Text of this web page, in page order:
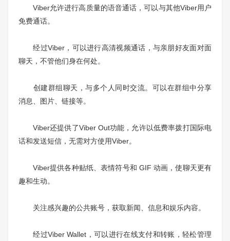
Viber允许进行高质量的语音通话，可以与其他Viber用户
免费通话。
经过Viber，可以进行高清视频通话，与亲朋好友面对面
聊天，不管他们身在何处。
创建群组聊天，与多个人同时交流。可以在群组中分享
消息、图片、链接等。
Viber还提供了Viber Out功能，允许以低费率拨打国际电
话和发送短信，无需对方使用Viber。
Viber提供各种贴纸、表情符号和 GIF 动画，使聊天更有
趣和生动。
关注感兴趣的公共账号，获取新闻、信息和娱乐内容。
经过Viber Wallet，可以进行在线支付和转账，轻松管理